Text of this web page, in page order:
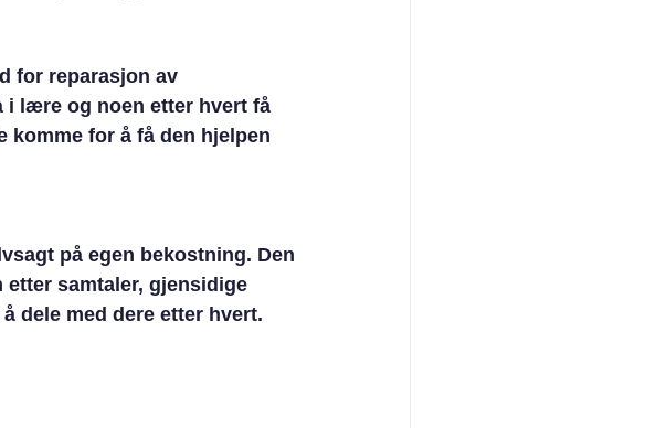
for reparasjon av
i lære og noen etter hvert få
for å få den hjelpen
på egen bekostning. Den
samtaler, gjensidige
dele med dere etter hvert.